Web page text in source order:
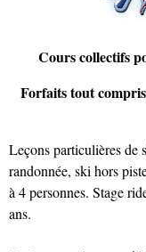
Cours collectifs
Forfaits tout
Leçons particulières de
randonnée, ski hors
à 4 personnes. Stage
ans.